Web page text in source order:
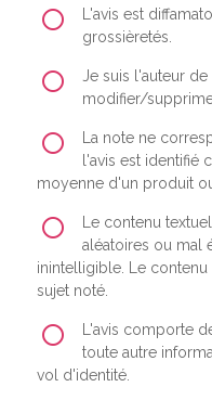
L'avis est
grossièretés.
Je suis l'auteur
modifier/
La note ne
l'avis est identifié
moyenne d'un produit
Le contenu
aléatoires ou mal
inintelligible. Le
sujet noté.
L'avis comporte
toute autre
vol d'identité.